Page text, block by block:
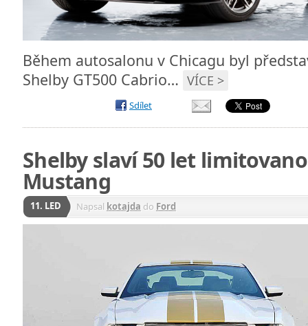
Během autosalonu v Chicagu byl
Shelby GT500 Cabrio… VÍCE >
Sdílet
Shelby slaví 50 let
Mustang
11. LED Napsal kotajda do Ford